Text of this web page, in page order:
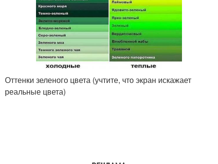
Оттенки зеленого цвета (учтите, что экран искажает
реальные цвета)